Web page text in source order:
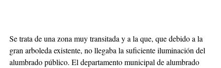
Se trata de una zona muy transitada y a la que, que debido a la
gran arboleda existente, no llegaba la suficiente iluminación del
alumbrado público. El departamento municipal de alumbrado